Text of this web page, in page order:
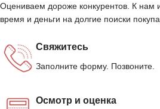
Оцениваем дороже конкурентов. К нам
время и деньги на долгие поиски
Свяжитесь
Заполните форму. Позвоните.
Осмотр и оценка